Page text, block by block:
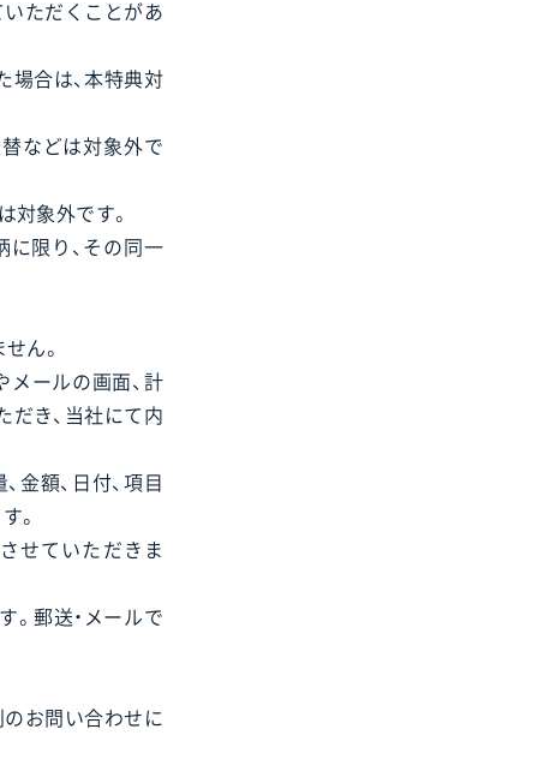
ただくことがあ
場合は、本特典対
などは対象外で
対象外です。
に限り、その同一
ん。
ールの画面、計
だき、当社にて内
金額、日付、項目
。
せていただきま
郵送・メールで
お問い合わせに